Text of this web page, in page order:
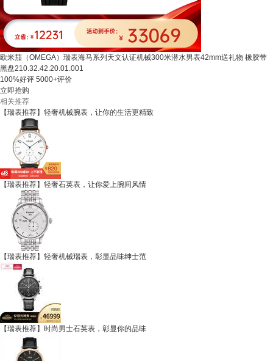
欧米茄（OMEGA）瑞表海马系列天文认证机械300米潜水男表42mm送礼物 橡胶带
黑盘210.32.42.20.01.001
100%好评 5000+评价
立即抢购
相关推荐
【瑞表推荐】轻奢机械腕表，让你的生活更精致
【瑞表推荐】轻奢石英表，让你爱上腕间风情
【瑞表推荐】轻奢机械瑞表，彰显品味绅士范
【瑞表推荐】时尚男士石英表，彰显你的品味